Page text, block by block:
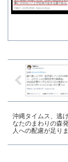
沖縄タイムス、逃
なたのまわりの森
人への配慮が足り